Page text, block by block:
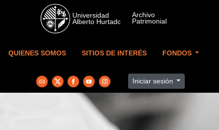
Skip to main content
QUIENES SOMOS SITIOS DE INTERÉS FONDOS
Iniciar sesión